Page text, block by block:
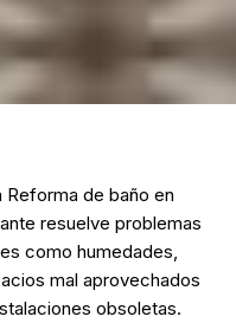
Reforma de baño en
resuelve problemas
como humedades,
mal aprovechados
obsoletas.